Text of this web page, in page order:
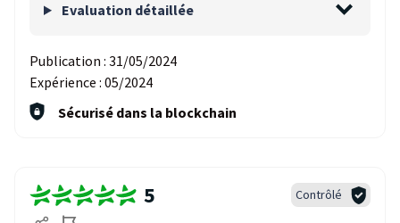
Evaluation détaillée
Publication : 31/05/2024
Expérience : 05/2024
Sécurisé dans la blockchain
5 Contrôlé